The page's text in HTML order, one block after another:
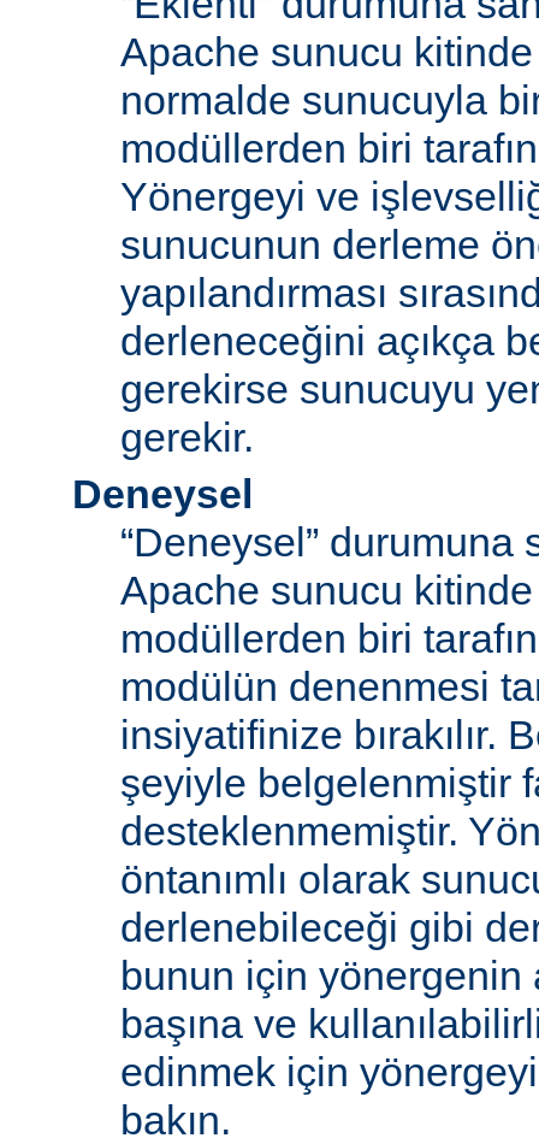
Apache sunucu
normalde sunucuyla
modüllerden biri
Yönergeyi ve
sunucunun derleme
yapılandırması
derleneceğini açıkça
gerekirse sunucuyu
gerekir.
Deneysel
“Deneysel” durumuna
Apache sunucu
modüllerden biri
modülün denenmesi
insiyatifinize bırakılır.
şeyiyle belgelenmiştir
desteklenmemiştir.
öntanımlı olarak
derlenebileceği gibi
bunun için yönergenin
başına ve
edinmek için
bakın.